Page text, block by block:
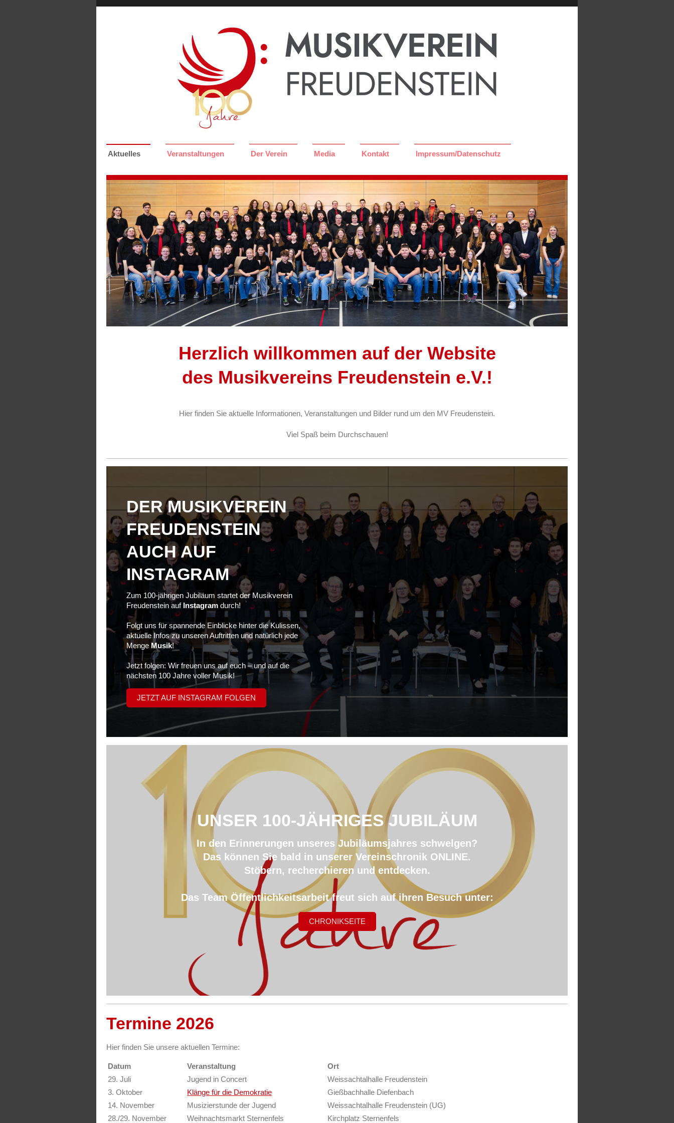
Aktuelles Veranstaltungen Der Verein Media Kontakt Impressum/Datenschutz
Herzlich willkommen auf der Website
des Musikvereins Freudenstein e.V.!
Hier finden Sie aktuelle Informationen, Veranstaltungen und Bilder rund um den MV Freudenstein.
Viel Spaß beim Durchschauen!
DER MUSIKVEREIN
FREUDENSTEIN
AUCH AUF
INSTAGRAM
Zum 100-jährigen Jubiläum startet der Musikverein
Freudenstein auf Instagram durch!
Folgt uns für spannende Einblicke hinter die Kulissen,
aktuelle Infos zu unseren Auftritten und natürlich jede
Menge Musik!
Jetzt folgen: Wir freuen uns auf euch – und auf die
nächsten 100 Jahre voller Musik!
JETZT AUF INSTAGRAM FOLGEN
UNSER 100-JÄHRIGES JUBILÄUM
In den Erinnerungen unseres Jubiläumsjahres schwelgen?
Das können Sie bald in unserer Vereinschronik ONLINE.
Stöbern, recherchieren und entdecken.
Das Team Öffentlichkeitsarbeit freut sich auf ihren Besuch unter:
CHRONIKSEITE
Termine 2026
Hier finden Sie unsere aktuellen Termine:
Datum Veranstaltung
Ort
29. Juli
Jugend in Concert
Weissachtalhalle Freudenstein
3. Oktober
Klänge für die Demokratie
Gießbachhalle Diefenbach
14. November
Musizierstunde der Jugend
Weissachtalhalle Freudenstein (UG)
28./29. November
Weihnachtsmarkt Sternenfels Kirchplatz Sternenfels